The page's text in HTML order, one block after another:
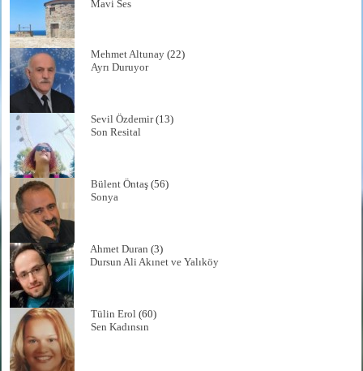
Mavi Ses
Mehmet Altunay (22)
Ayrı Duruyor
Sevil Özdemir(13)
Son Resital
Bülent Öntaş (56)
Sonya
Ahmet Duran (3)
Dursun Ali Akınet ve Yalıköy
Tülin Erol (60)
Sen Kadınsın